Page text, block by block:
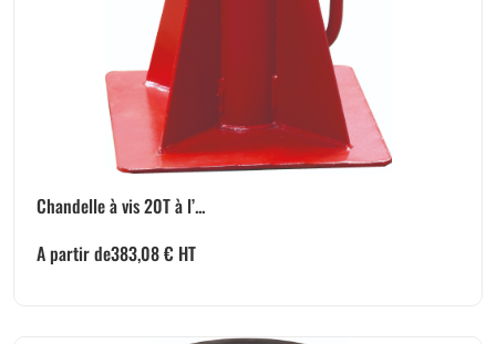
Chandelle à vis 20T à l’...
A partir de383,08€ HT